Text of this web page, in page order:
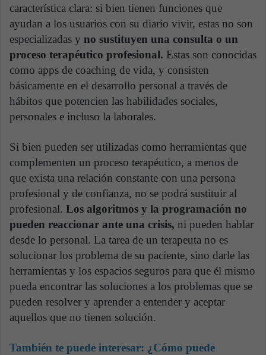
característica clara: si bien tienen funciones que
ayudan a los usuarios con su diario vivir, estas no son
especializadas y no sustituyen una consulta o un
proceso terapéutico profesional. Estas son conocidas
como apps de coaching de vida, y consisten
básicamente en el desarrollo personal a través de
hábitos que potencien las habilidades sociales,
personales e incluso la laborales.
Si bien pueden ser utilizadas como herramientas que
complementen un proceso terapéutico, a menos de
que exista una relación constante con una persona
profesional y de confianza, no se podrá sustituir al
profesional. Los algoritmos y la programación no
pueden reaccionar ante una crisis, ni pueden hablar
desde lo personal. La tarea de un terapeuta no es
solucionar los problema de su paciente, sino darle las
herramientas y los espacios seguros para que él mismo
pueda encontrar las soluciones a los problemas que se
pueden resolver y aprender a entender y aceptar
aquellos que no tienen solución.
También te puede interesar: ¿Cómo puede